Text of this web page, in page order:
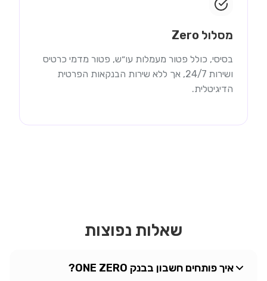
מסלול Zero
בסיסי, כולל פטור מעמלות עו״ש, פטור מדמי כרטיס
ושירות 24/7, אך ללא שירות הבנקאות הפרטית
הדיגיטלית.
שאלות נפוצות
איך פותחים חשבון בבנק ONE ZERO?